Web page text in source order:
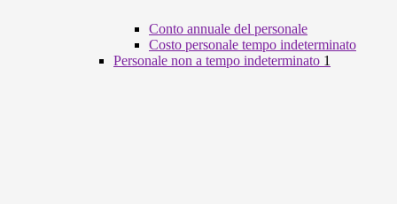
Conto annuale del personale
Costo personale tempo indeterminato
Personale non a tempo indeterminato 1